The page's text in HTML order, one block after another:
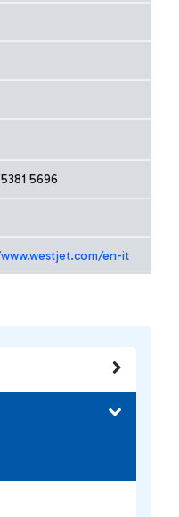
5696
en-it